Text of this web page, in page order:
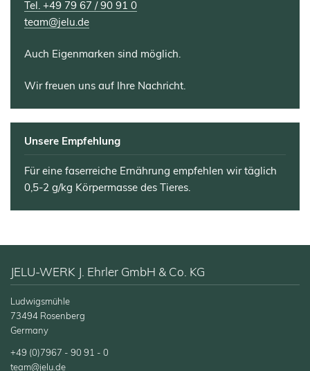
Tel. +49 79 67 / 90 91 0
team@jelu.de
Auch Eigenmarken sind möglich.
Wir freuen uns auf Ihre Nachricht.
Unsere Empfehlung
Für eine faserreiche Ernährung empfehlen wir täglich
0,5-2 g/kg Körpermasse des Tieres.
JELU-WERK J. Ehrler GmbH & Co. KG
Ludwigsmühle
73494 Rosenberg
Germany
+49 (0)7967 - 90 91 - 0
team@jelu.de